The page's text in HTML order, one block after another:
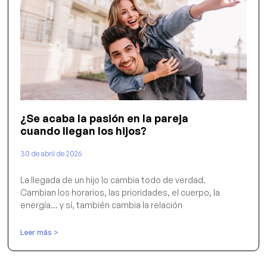
¿Se acaba la pasión en la pareja
cuando llegan los hijos?
30 de abril de 2026
La llegada de un hijo lo cambia todo de verdad.
Cambian los horarios, las prioridades, el cuerpo, la
energía… y sí, también cambia la relación
Leer más >